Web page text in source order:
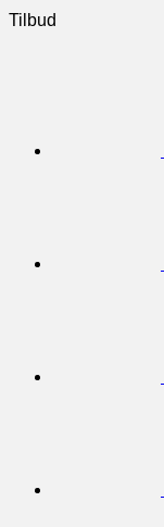
Tilbud